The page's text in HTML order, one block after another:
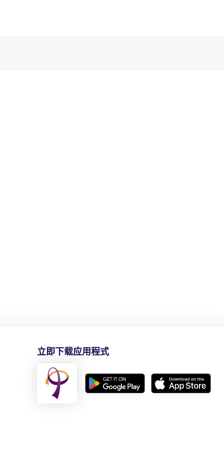
立即下载应用程式